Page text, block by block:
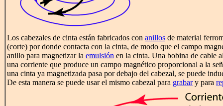
Los cabezales de cinta están fabricados con anillos de material
(corte) por donde contacta con la cinta, de modo que el campo
anillo para magnetizar la emulsión en la cinta. Una bobina de cable
una corriente que produce un campo magnético proporcional a la
una cinta ya magnetizada pasa por debajo del cabezal, se puede
De esta manera se puede usar el mismo cabezal para grabary para